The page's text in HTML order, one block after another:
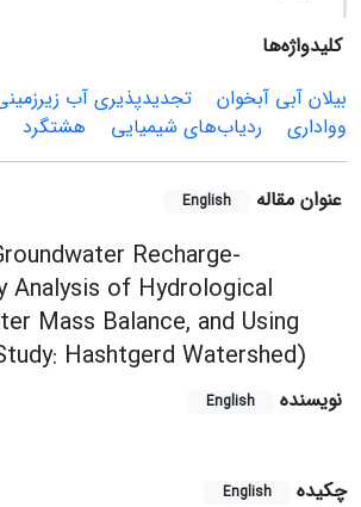
کلیدواژه‌ها
بیلان آبی آبخوان
تجدیدپذیری آب
وواداری
ردیاب‌های شیمیایی هشتگرد
عنوان مقاله English
Recharge-
Analysis of Hydrological
Mass Balance, and Using
Hashtgerd Watershed)
نویسنده English
چکیده
English